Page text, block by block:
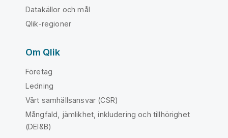
Datakällor och mål
Qlik-regioner
Om Qlik
Företag
Ledning
Vårt samhällsansvar (CSR)
Mångfald, jämlikhet, inkludering och tillhörighet
(DEI&B)